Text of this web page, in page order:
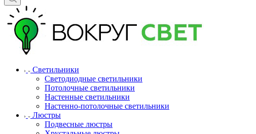
Светильники
Светодиодные светильники
Потолочные светильники
Настенные светильники
Настенно-потолочные светильники
Люстры
Подвесные люстры